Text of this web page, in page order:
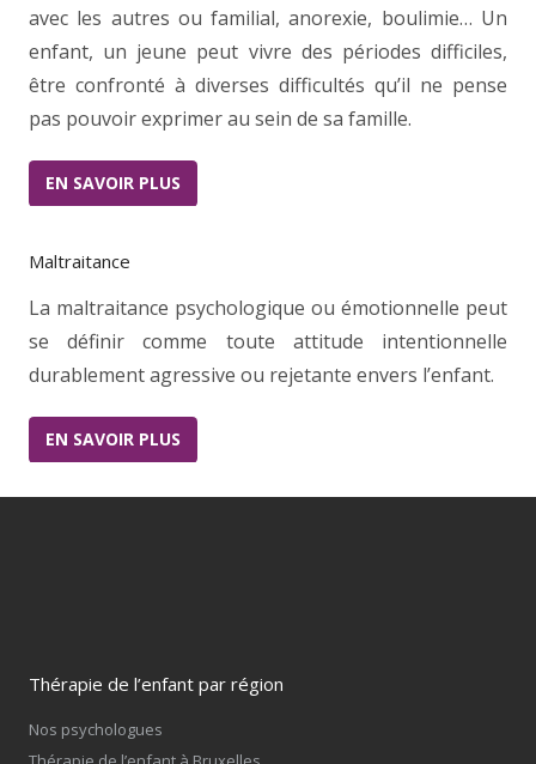
avec les autres ou familial, anorexie, boulimie… Un
enfant, un jeune peut vivre des périodes difficiles,
être confronté à diverses difficultés qu’il ne pense
pas pouvoir exprimer au sein de sa famille.
EN SAVOIR PLUS
Maltraitance
La maltraitance psychologique ou émotionnelle peut
se définir comme toute attitude intentionnelle
durablement agressive ou rejetante envers l’enfant.
EN SAVOIR PLUS
Thérapie de l’enfant par région
Nos psychologues